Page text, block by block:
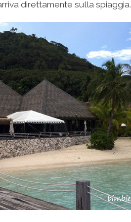
direttamente sulla spiaggia.